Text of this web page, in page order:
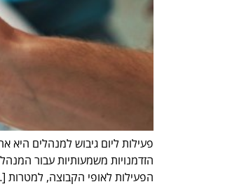
פעילות ליום גיבוש למנהלים היא
הזדמנויות משמעותיות עבור
הפעילות לאופי הקבוצה, למטרות